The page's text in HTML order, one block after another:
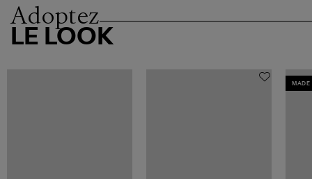
Adoptez
LE LOOK
MADE